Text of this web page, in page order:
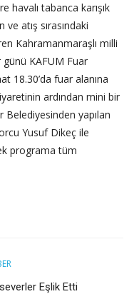
havalı tabanca karışık
atış sırasındaki
Kahramanmaraşlı milli
KAFUM Fuar
18.30’da fuar alanına
ardından mini bir
yapılan
Yusuf Dikeç ile
programa tüm
Eşlik Etti